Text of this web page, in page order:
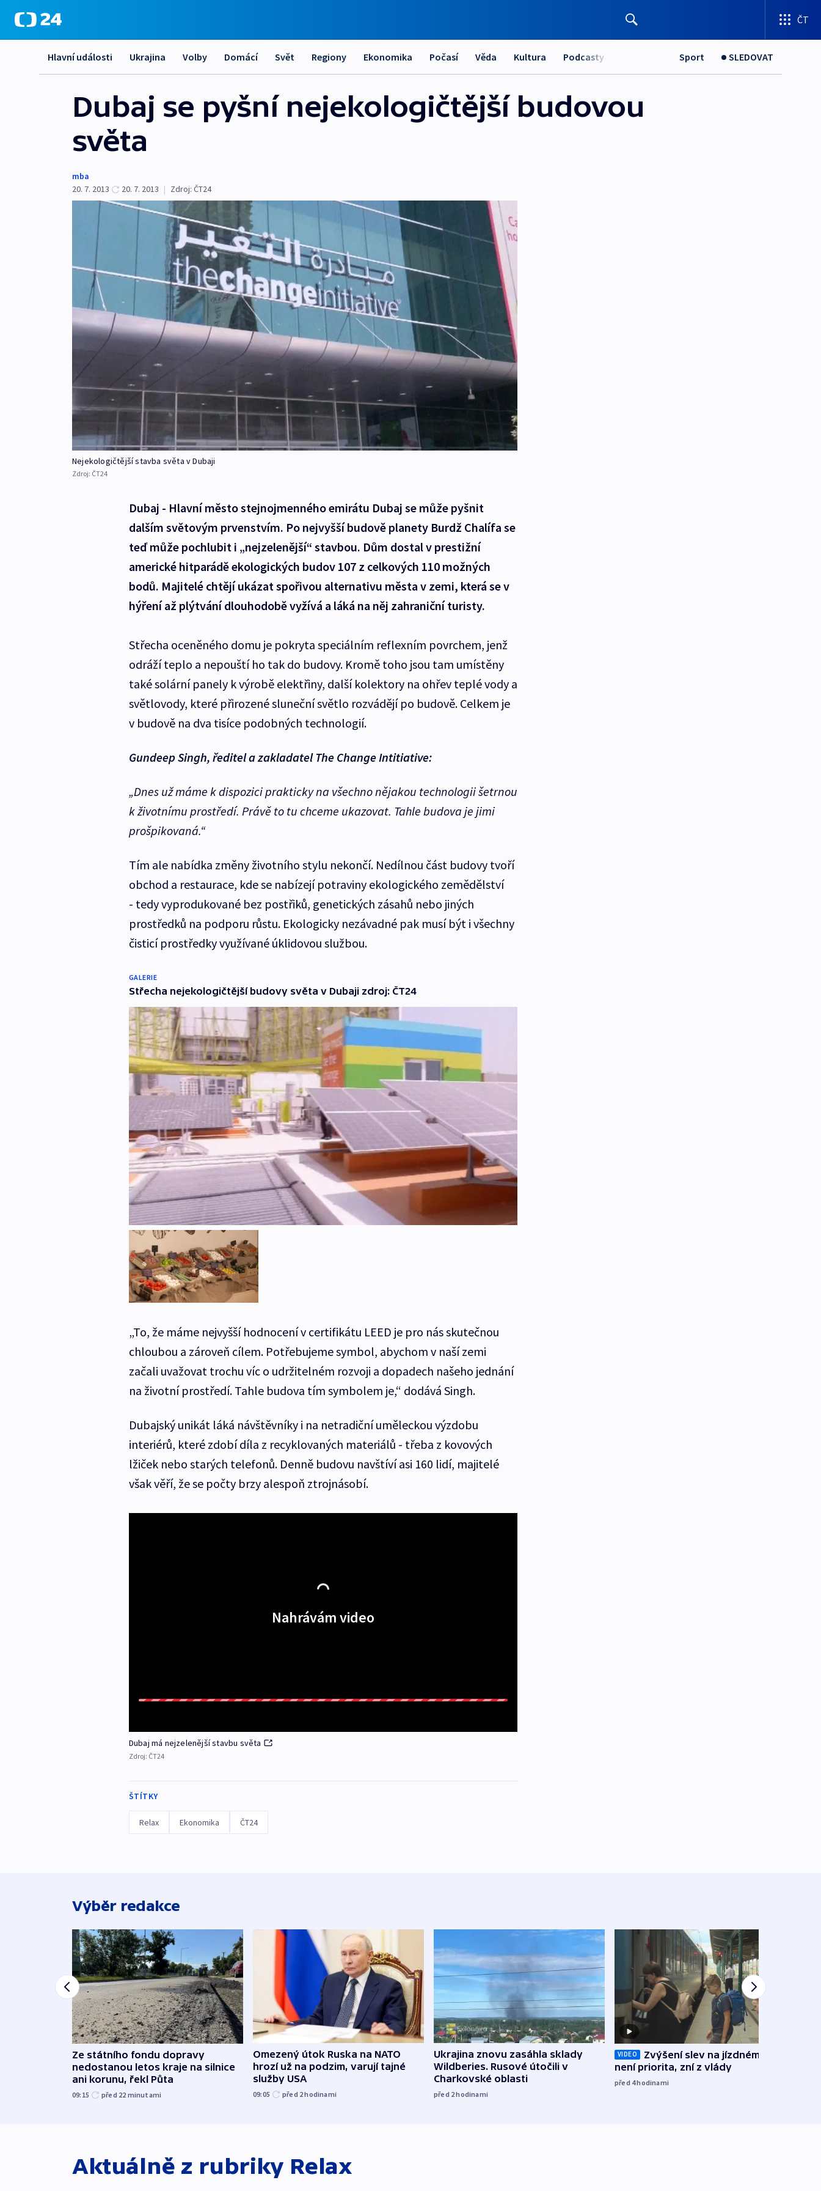
ČT
Hlavní události Ukrajina Volby Domácí Svět Regiony Ekonomika Počasí Věda Kultura Podcasty Sport SLEDOVAT
Dubaj se pyšní nejekologičtější budovou
světa
mba
20. 7. 2013
20. 7. 2013 | Zdroj: ČT24
Nejekologičtější stavba světa v Dubaji
Zdroj: ČT24
Dubaj - Hlavní město stejnojmenného emirátu Dubaj se může pyšnit
dalším světovým prvenstvím. Po nejvyšší budově planety Burdž Chalífa se
teď může pochlubit i „nejzelenější“ stavbou. Dům dostal v prestižní
americké hitparádě ekologických budov 107 z celkových 110 možných
bodů. Majitelé chtějí ukázat spořivou alternativu města v zemi, která se v
hýření až plýtvání dlouhodobě vyžívá a láká na něj zahraniční turisty.
Střecha oceněného domu je pokryta speciálním reflexním povrchem, jenž
odráží teplo a nepouští ho tak do budovy. Kromě toho jsou tam umístěny
také solární panely k výrobě elektřiny, další kolektory na ohřev teplé vody a
světlovody, které přirozené sluneční světlo rozvádějí po budově. Celkem je
v budově na dva tisíce podobných technologií.
Gundeep Singh, ředitel a zakladatel The Change Intitiative:
„Dnes už máme k dispozici prakticky na všechno nějakou technologii šetrnou
k životnímu prostředí. Právě to tu chceme ukazovat. Tahle budova je jimi
prošpikovaná.“
Tím ale nabídka změny životního stylu nekončí. Nedílnou část budovy tvoří
obchod a restaurace, kde se nabízejí potraviny ekologického zemědělství
- tedy vyprodukované bez postřiků, genetických zásahů nebo jiných
prostředků na podporu růstu. Ekologicky nezávadné pak musí být i všechny
čisticí prostředky využívané úklidovou službou.
GALERIE
Střecha nejekologičtější budovy světa v Dubaji zdroj: ČT24
„To, že máme nejvyšší hodnocení v certifikátu LEED je pro nás skutečnou
chloubou a zároveň cílem. Potřebujeme symbol, abychom v naší zemi
začali uvažovat trochu víc o udržitelném rozvoji a dopadech našeho jednání
na životní prostředí. Tahle budova tím symbolem je,“ dodává Singh.
Dubajský unikát láká návštěvníky i na netradiční uměleckou výzdobu
interiérů, které zdobí díla z recyklovaných materiálů - třeba z kovových
lžiček nebo starých telefonů. Denně budovu navštíví asi 160 lidí, majitelé
však věří, že se počty brzy alespoň ztrojnásobí.
Nahrávám video
Dubaj má nejzelenější stavbu světa
Zdroj: ČT24
ŠTÍTKY
Relax Ekonomika ČT24
Výběr redakce
Ze státního fondu dopravy
nedostanou letos kraje na silnice
ani korunu, řekl Půta
09:15 před 22 minutami
Omezený útok Ruska na NATO
hrozí už na podzim, varují tajné
služby USA
09:05 před 2hodinami
Ukrajina znovu zasáhla sklady
Wildberies. Rusové útočili v
Charkovské oblasti
před 2hodinami
VIDEO
Zvýšení slev na jízdném teď
není priorita, zní z vlády
před 4hodinami
Aktuálně z rubriky Relax